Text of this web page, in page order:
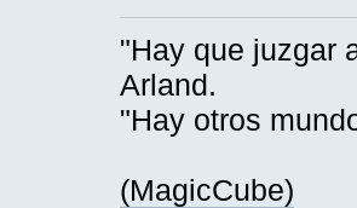
"Hay que juzgar
Arland.
"Hay otros
(MagicCube)